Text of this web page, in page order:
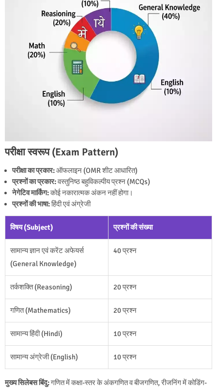
परीक्षा स्वरूप (Exam Pattern)
परीक्षा का प्रकार:ऑफलाइन (OMR शीट आधारित)
प्रश्नों का प्रकार:वस्तुनिष्ठ बहुविकल्पीय प्रश्न (MCQs)
नेगेटिव मार्किंग:कोई नकारात्मक अंकन नहीं होगा।
प्रश्नों की भाषा:हिंदी एवं अंग्रेजी
विषय (Subject) प्रश्नों की संख्या
सामान्य ज्ञान एवं करेंट अफेयर्स
(General Knowledge)
40 प्रश्न
तर्कशक्ति (Reasoning) 20 प्रश्न
गणित (Mathematics) 20 प्रश्न
सामान्य हिंदी (Hindi) 10 प्रश्न
सामान्य अंग्रेजी (English) 10 प्रश्न
मुख्य सिलेबस बिंदु:गणित में कक्षा-स्तर के अंकगणित व बीजगणित, रीजनिंग में कोडिंग-